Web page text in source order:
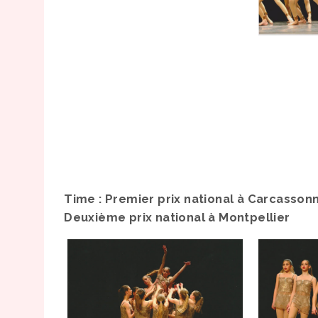
Time : Premier prix national à
Deuxième prix national à Montpellier